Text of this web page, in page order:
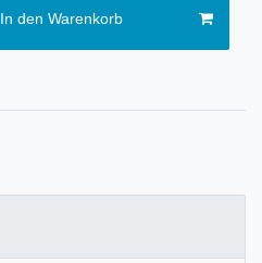
In den Warenkorb